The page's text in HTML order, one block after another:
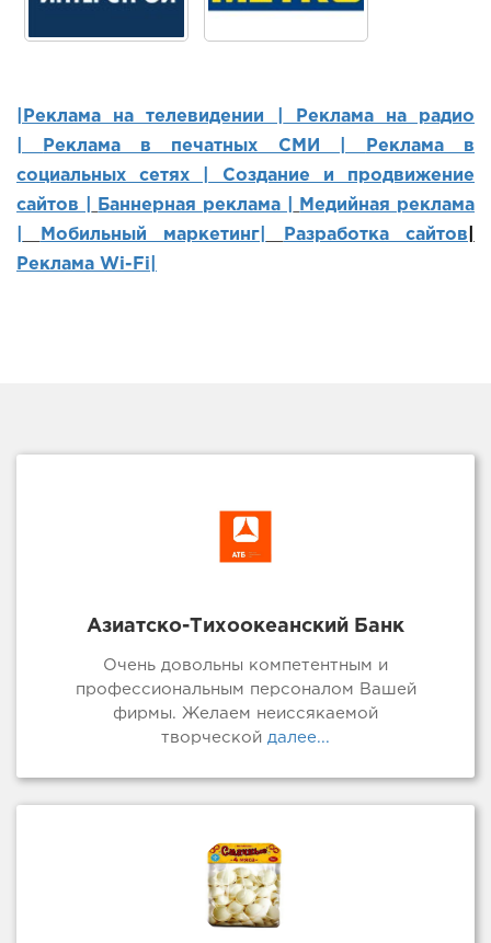
|Реклама на телевидении |
Реклама на радио
Реклама в печатных СМИ |
Реклама в
социальных сетях | Создание и продвижение
сайтов
Баннерная реклама |
Медийная реклама
Мобильный маркетинг Разработка сайтов
Реклама Wi-Fi|
Азиатско-Тихоокеанский Банк
Очень довольны компетентным и
профессиональным персоналом Вашей
фирмы. Желаем неиссякаемой
творческой далее...